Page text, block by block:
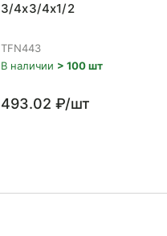
3/4x3/4x1/2
TFN443
В наличии > 100 шт
493.02 ₽/шт